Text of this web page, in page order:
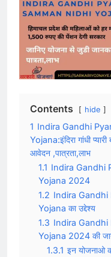
Contents hide
1 Indira Gandhi
Yojana:इंदिरा गांधी
आवेदन ,पात्रता,लाभ
1.1 Indira Gandhi
Yojana 2024
1.2 Indira Gandhi
Yojana का उद्देश्य
1.3 Indira Gandhi
Yojana 2024 की
1.3.1 इन योजनाओ